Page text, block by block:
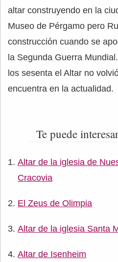
altar construyendo en la
Museo de Pérgamo pero
construcción cuando se
la Segunda Guerra
los sesenta el Altar no
encuentra en la actualidad.
Te puede
Altar de la iglesia de
Cracovia
El Zeus de Olimpia
Altar de la iglesia Santa
Altar de Isenheim